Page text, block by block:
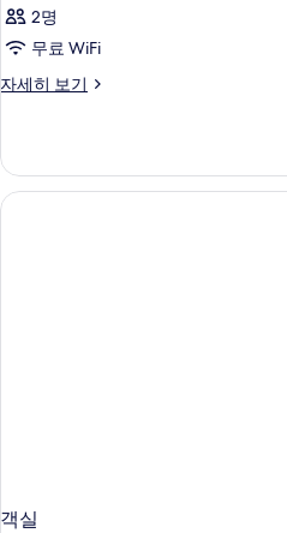
2명
무료 WiFi
자세히 보기
객
히
보
기
객실